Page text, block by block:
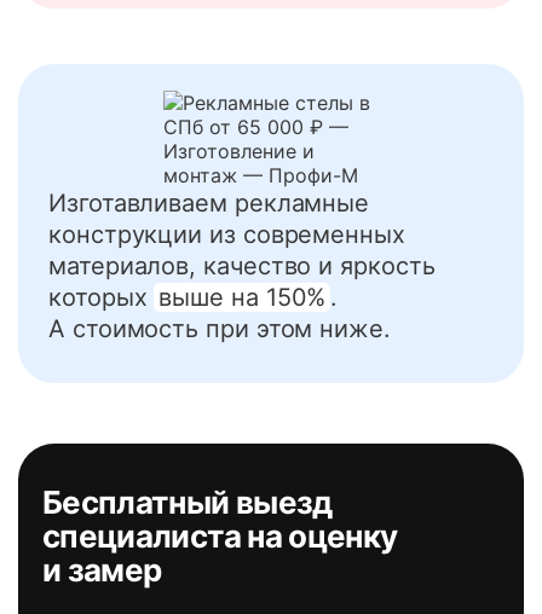
Изготавливаем рекламные
конструкции из современных
материалов, качество и яркость
которых выше на 150% .
А стоимость при этом ниже.
Бесплатный выезд
специалиста на оценку
и замер